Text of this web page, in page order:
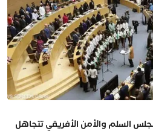
السلم والأمن الأفريقي تتجاهل